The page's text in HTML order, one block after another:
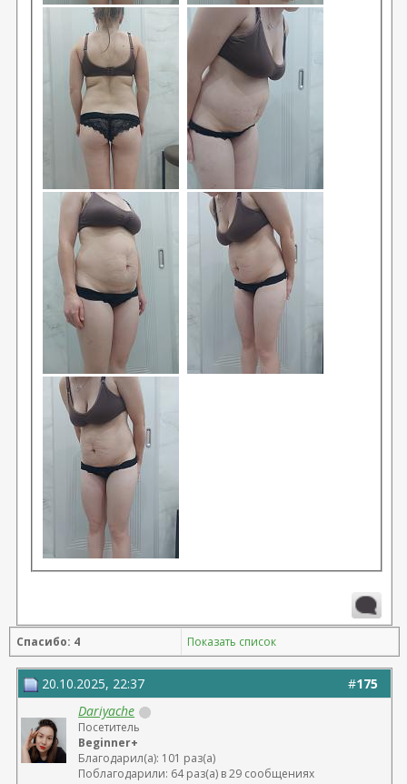
Спасибо: 4 Показать список
#175
20.10.2025, 22:37
Dariyache
Посетитель
Beginner+
Благодарил(а): 101 раз(а)
Поблагодарили: 64 раз(а) в 29 сообщениях